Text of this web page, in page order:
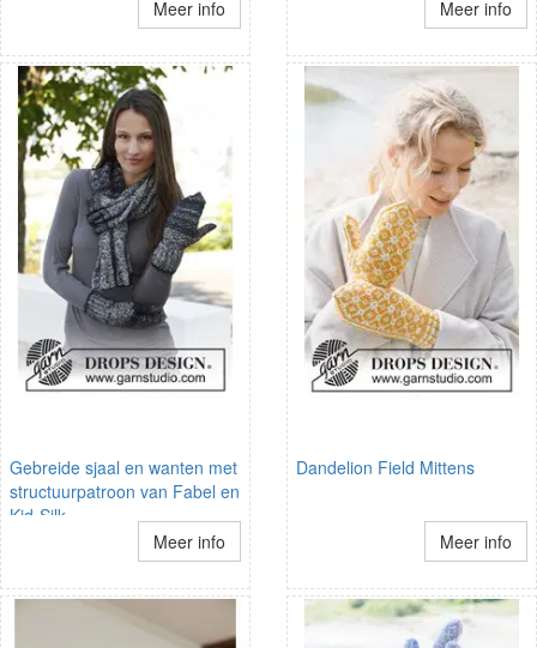
Meer info Meer info
Gebreide sjaal en wanten met
structuurpatroon van Fabel en
Kid-Silk.
Meer info
Dandelion Field Mittens
Meer info